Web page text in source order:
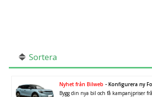
Sortera
Nyhet från Bilweb - Konfigurera ny
Bygg din nya bil och få kampanjpriser